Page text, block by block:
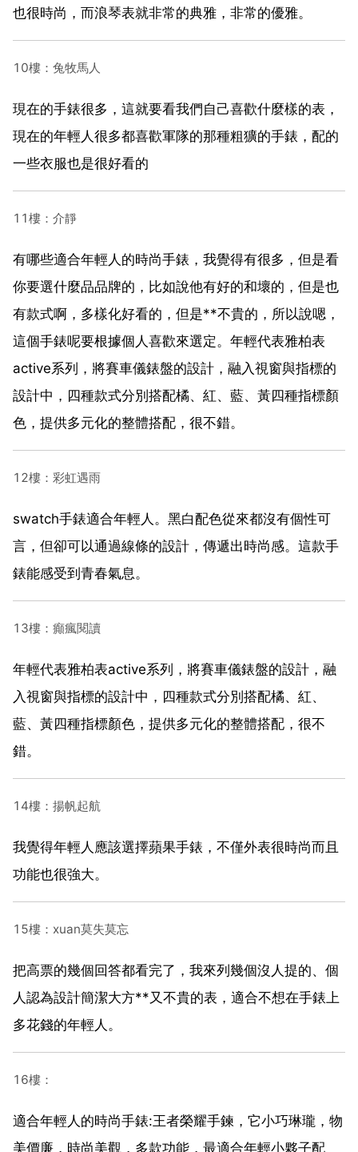
也很時尚，而浪琴表就非常的典雅，非常的優雅。
10樓：兔牧馬人
現在的手錶很多，這就要看我們自己喜歡什麼樣的表，
現在的年輕人很多都喜歡軍隊的那種粗獷的手錶，配的
一些衣服也是很好看的
11樓：介靜
有哪些適合年輕人的時尚手錶，我覺得有很多，但是看
你要選什麼品品牌的，比如說他有好的和壞的，但是也
有款式啊，多樣化好看的，但是**不貴的，所以說嗯，
這個手錶呢要根據個人喜歡來選定。年輕代表雅柏表
active系列，將賽車儀錶盤的設計，融入視窗與指標的
設計中，四種款式分別搭配橘、紅、藍、黃四種指標顏
色，提供多元化的整體搭配，很不錯。
12樓：彩虹遇雨
swatch手錶適合年輕人。黑白配色從來都沒有個性可
言，但卻可以通過線條的設計，傳遞出時尚感。這款手
錶能感受到青春氣息。
13樓：癲瘋閱讀
年輕代表雅柏表active系列，將賽車儀錶盤的設計，融
入視窗與指標的設計中，四種款式分別搭配橘、紅、
藍、黃四種指標顏色，提供多元化的整體搭配，很不
錯。
14樓：揚帆起航
我覺得年輕人應該選擇蘋果手錶，不僅外表很時尚而且
功能也很強大。
15樓：xuan莫失莫忘
把高票的幾個回答都看完了，我來列幾個沒人提的、個
人認為設計簡潔大方**又不貴的表，適合不想在手錶上
多花錢的年輕人。
16樓：
適合年輕人的時尚手錶:王者榮耀手鍊，它小巧琳瓏，物
美價廉，時尚美觀，多款功能，最適合年輕小夥子配